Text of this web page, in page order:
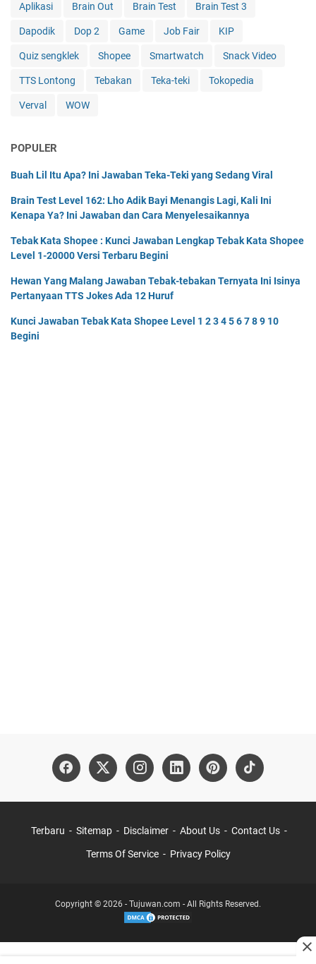
Aplikasi Brain Out Brain Test Brain Test 3
Dapodik Dop 2 Game Job Fair KIP
Quiz sengklek Shopee Smartwatch Snack Video
TTS Lontong Tebakan Teka-teki Tokopedia
Verval WOW
POPULER
Buah Lil Itu Apa? Ini Jawaban Teka-Teki yang Sedang Viral
Brain Test Level 162: Lho Adik Bayi Menangis Lagi, Kali Ini
Kenapa Ya? Ini Jawaban dan Cara Menyelesaikannya
Tebak Kata Shopee : Kunci Jawaban Lengkap Tebak Kata Shopee
Level 1-20000 Versi Terbaru Begini
Hewan Yang Malang Jawaban Tebak-tebakan Ternyata Ini Isinya
Pertanyaan TTS Jokes Ada 12 Huruf
Kunci Jawaban Tebak Kata Shopee Level 1 2 3 4 5 6 7 8 9 10
Begini
Terbaru Sitemap Disclaimer About Us Contact Us
Terms Of Service Privacy Policy
Copyright © 2026 - Tujuwan.com - All Rights Reserved.